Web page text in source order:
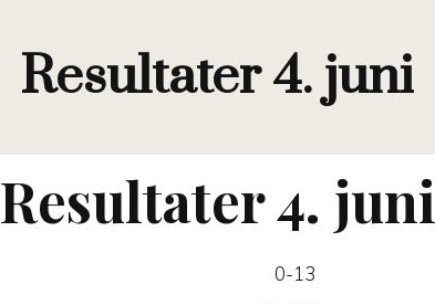
Resultater 4. juni
Resultater 4. juni
0-13